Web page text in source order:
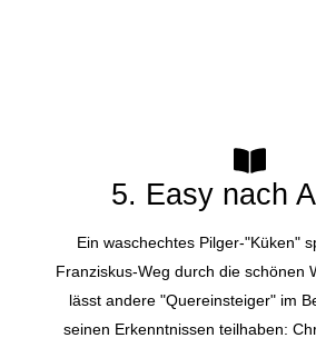
5. Easy nach
Ein waschechtes Pilger-"Küken"
Franziskus-Weg durch die schönen
lässt andere "Quereinsteiger" im
seinen Erkenntnissen teilhaben: